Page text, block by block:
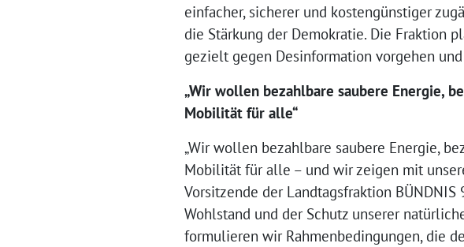
einfacher, sicherer und kostengünstiger
die Stärkung der Demokratie. Die Fraktion
gezielt gegen Desinformation vorgehen
„Wir wollen bezahlbare saubere Energie,
Mobilität für alle“
„Wir wollen bezahlbare saubere Energie,
Mobilität für alle – und wir zeigen mit
Vorsitzende der Landtagsfraktion BÜNDNIS
Wohlstand und der Schutz unserer
formulieren wir Rahmenbedingungen, die